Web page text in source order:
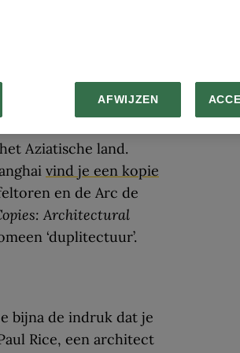
in Thames
kerk uit Bristol.
Aziatische land.
vind je een kopie
en de Arc de
Architectural
‘duplitectuur’.
bijna de indruk dat je
Rice, een architect
AFWIJZEN